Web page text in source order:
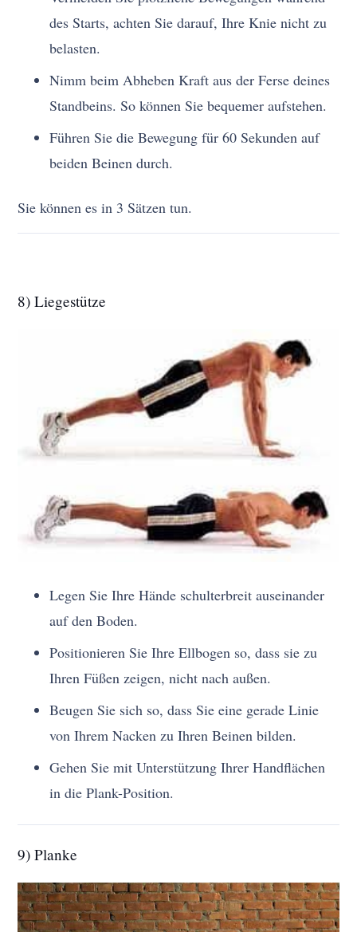
des Starts, achten Sie darauf, Ihre Knie nicht zu
belasten.
Nimm beim Abheben Kraft aus der Ferse deines
Standbeins. So können Sie bequemer aufstehen.
Führen Sie die Bewegung für 60 Sekunden auf
beiden Beinen durch.
Sie können es in 3 Sätzen tun.
8) Liegestütze
Legen Sie Ihre Hände schulterbreit auseinander
auf den Boden.
Positionieren Sie Ihre Ellbogen so, dass sie zu
Ihren Füßen zeigen, nicht nach außen.
Beugen Sie sich so, dass Sie eine gerade Linie
von Ihrem Nacken zu Ihren Beinen bilden.
Gehen Sie mit Unterstützung Ihrer Handflächen
in die Plank-Position.
9) Planke